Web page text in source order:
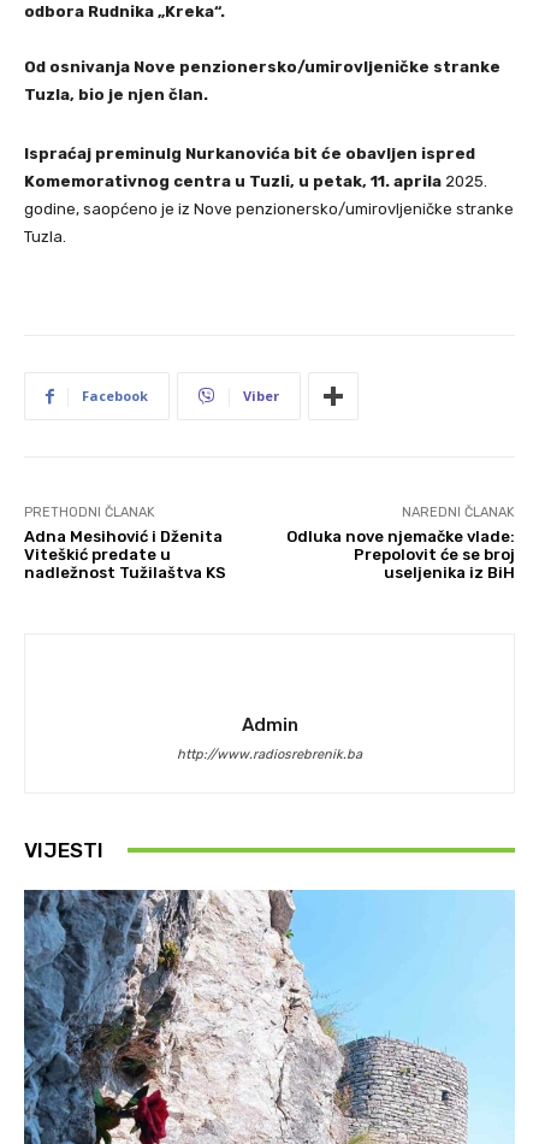
odbora Rudnika „Kreka“.
Od osnivanja Nove penzionersko/umirovljeničke stranke
Tuzla, bio je njen član.
Ispraćaj preminulg Nurkanovića bit će obavljen ispred
Komemorativnog centra u Tuzli, u petak, 11. aprila 2025.
godine, saopćeno je iz Nove penzionersko/umirovljeničke stranke
Tuzla.
Facebook Viber
PRETHODNI ČLANAK
Adna Mesihović i Dženita
Viteškić predate u
nadležnost Tužilaštva KS
NAREDNI ČLANAK
Odluka nove njemačke vlade:
Prepolovit će se broj
useljenika iz BiH
Admin
http://www.radiosrebrenik.ba
VIJESTI